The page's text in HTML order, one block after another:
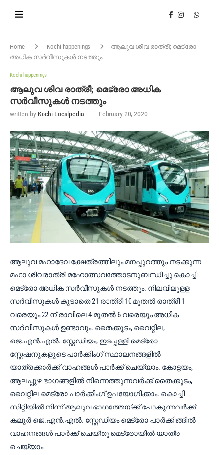
Home Kochi happenings
ആലുവ ശിവ രാത്രീ; മെട്രോ
അധിക സർവീസുകൾ നടത്തും
Kochi happenings
ആലുവ ശിവ രാത്രീ; മെട്രോ അധിക
സർവീസുകൾ നടത്തും
written by Kochi Localpedia February 20, 2020
ആലുവ മഹാദേവ ക്ഷേത്രത്തിലും മനപ്പുറത്തും നടക്കുന്ന
മഹാ ശിവരാത്രീ മഹോത്സവത്തോടനുബന്ധിച്ചു കൊച്ചി
മെട്രോ അധിക സർവീസുകൾ നടത്തും. നിലവിലുള്ള
സർവീസുകൾ കൂടാതെ 21 രാത്രീ 10 മുതൽ രാത്രീ 1
വരെയും 22 ന് രാവിലെ 4 മുതൽ 6 വരെയും അധിക
സർവീസുകൾ ഉണ്ടാവും. തൈക്കൂടം, വൈറ്റില,
ജെ.എൻ.എൽ. സ്റ്റേഡിയം, ഇടപ്പള്ളി മെട്രോ
സ്റ്റേഷനുകളുടെ പാർക്കിംഗ് സ്ഥാലനങ്ങളിൽ
യാത്രക്കാർക്ക് വാഹങ്ങൾ പാർക്ക് ചെയ്യാം. കോട്ടയം,
ആലപ്പുഴ ഭാഗങ്ങളിൽ നിന്നെത്തുന്നവർക്ക് തൈക്കൂടം,
വൈറ്റില മെട്രോ പാർക്കിംഗ് ഉപയോഗിക്കാം. കൊച്ചി
സിറ്റിയിൽ നിന്ന് ആലുവ ഭാഗത്തേയ്ക്ക് പോകുന്നവർക്ക്
കലൂർ ജെ.എൻ.എൽ. സ്റ്റേഡിയം മെട്രോ പാർക്കിങ്ങിൽ
വാഹനങ്ങൾ പാർക്ക് ചെയ്തു മെട്രോയിൽ യാത്ര
ചെയ്യാം.